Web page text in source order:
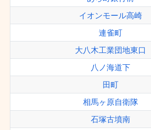
イオンモール高崎
連雀町
大八木工業団地東口
八ノ海道下
田町
相馬ヶ原自衛隊
石塚古墳南